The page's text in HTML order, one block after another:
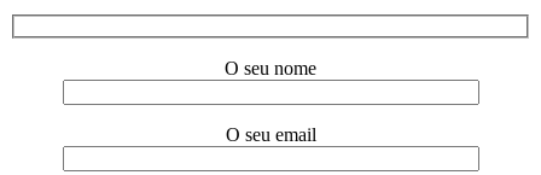
O seu nome
O seu email